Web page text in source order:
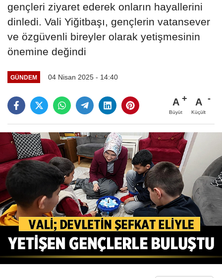
gençleri ziyaret ederek onların hayallerini
dinledi. Vali Yiğitbaşı, gençlerin vatansever
ve özgüvenli bireyler olarak yetişmesinin
önemine değindi
GÜNDEM 04 Nisan 2025 - 14:40
A
Büyüt
A
Küçült